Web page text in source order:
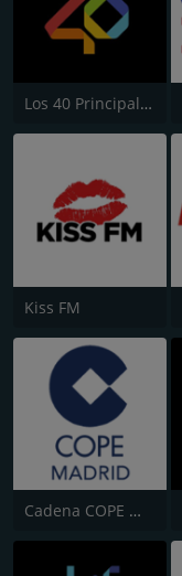
Los 40 Principales
Kiss FM
Cadena COPE Madrid